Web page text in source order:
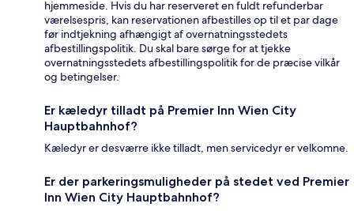
hjemmeside. Hvis du har reserveret en fuldt refunderbar
værelsespris, kan reservationen afbestilles op til et par dage
før indtjekning afhængigt af overnatningsstedets
afbestillingspolitik. Du skal bare sørge for at tjekke
overnatningsstedets afbestillingspolitik for de præcise vilkår
og betingelser.
Er kæledyr tilladt på Premier Inn Wien City
Hauptbahnhof?
Kæledyr er desværre ikke tilladt, men servicedyr er velkomne.
Er der parkeringsmuligheder på stedet ved Premier
Inn Wien City Hauptbahnhof?